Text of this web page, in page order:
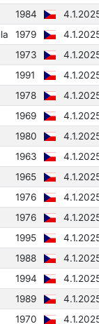
1984
1979
1973
1991
1978
1969
1980
1963
1965
1976
1976
1995
1988
1994
1989
1970